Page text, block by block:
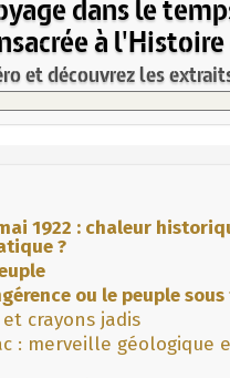
dans le
à l'Histoire
et découvrez les
1922 : chaleur
?
ou le peuple
crayons jadis
: merveille géologique